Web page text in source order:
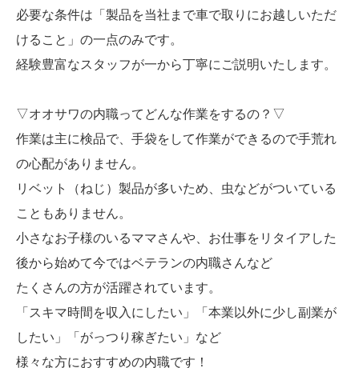
必要な条件は「製品を当社まで車で取りにお越しいただ
けること」の一点のみです。
経験豊富なスタッフが一から丁寧にご説明いたします。
▽オオサワの内職ってどんな作業をするの？▽
作業は主に検品で、手袋をして作業ができるので手荒れ
の心配がありません。
リベット（ねじ）製品が多いため、虫などがついている
こともありません。
小さなお子様のいるママさんや、お仕事をリタイアした
後から始めて今ではベテランの内職さんなど
たくさんの方が活躍されています。
「スキマ時間を収入にしたい」「本業以外に少し副業が
したい」「がっつり稼ぎたい」など
様々な方におすすめの内職です！